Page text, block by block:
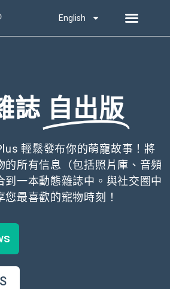
English
誌 自出版
輕鬆發布你的萌寵故事！將
的所有信息（包括照片庫、音頻
到一本動態雜誌中。與社交圈中
您最喜歡的寵物時刻！